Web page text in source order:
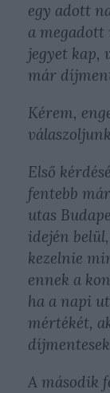
egy adott
a
jegyet kap,
már
Kérem,
Első
fentebb
utas
idején
kezelnie
ennek a
ha a napi
mértékét,
A második